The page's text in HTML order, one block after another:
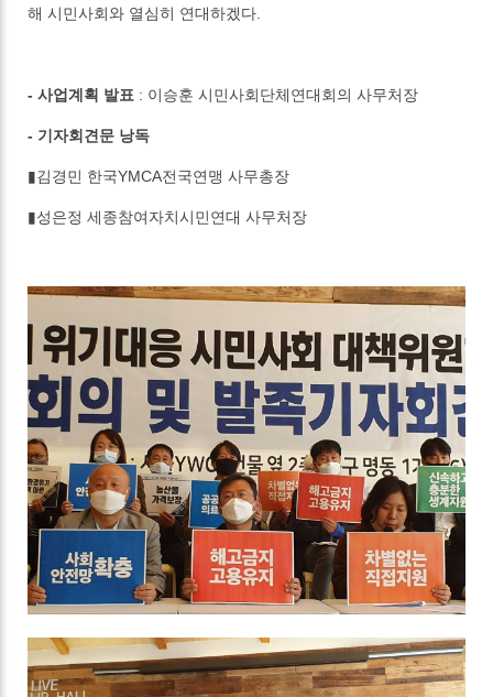
해 시민사회와 열심히 연대하겠다.
- 사업계획 발표 : 이승훈 시민사회단체연대회의 사무처장
- 기자회견문 낭독
▮김경민 한국YMCA전국연맹 사무총장
▮성은정 세종참여자치시민연대 사무처장